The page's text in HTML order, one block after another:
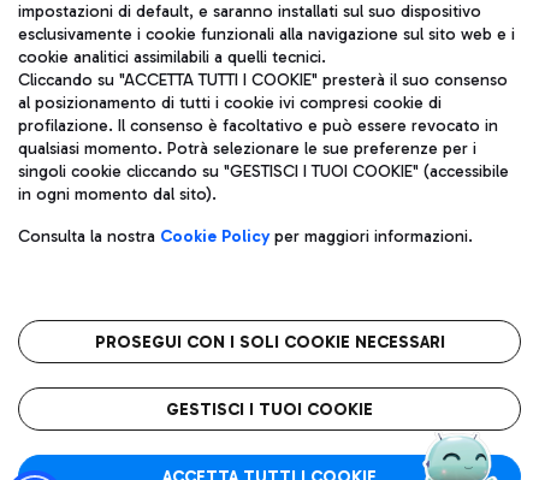
Pizza
Gelateria
Wine Bar & Sparkling
Autobus
Scopri le linee di autobus per raggiungere l'aeroporto
Leonardo Da Vinci.
Raggiungi l’aeroporto senza pensieri con il servizio di taxi a
Ristoranti
Scopri la nostra offerta per una pausa gustosa in aeroporto
Mappa Aeroporto Fiumicino
Aeroporti di Roma S.p.A. - Società soggetta a direzione e
coordinamento di Mundys S.p.A.
Codice fiscale e Registro delle Imprese di Roma 13032990155 P.
IVA 06572251004
Capitale sociale 62.224.743,00 int. vers.
Sede legale: Via Pier Paolo Racchetti 1 - 00054 Fiumicino (RM)
telefono +39 06 65951
Privacy policy
Note legali
Roma FCO
L'aeroporto stellato
impostazioni di default, e saranno installati sul suo dispositivo
esclusivamente i cookie funzionali alla navigazione sul sito web e i
cookie analitici assimilabili a quelli tecnici.
Cliccando su "ACCETTA TUTTI I COOKIE" presterà il suo consenso
al posizionamento di tutti i cookie ivi compresi cookie di
profilazione. Il consenso è facoltativo e può essere revocato in
qualsiasi momento. Potrà selezionare le sue preferenze per i
singoli cookie cliccando su "GESTISCI I TUOI COOKIE" (accessibile
in ogni momento dal sito).
Consulta la nostra Cookie Policyper maggiori informazioni.
PROSEGUI CON I SOLI COOKIE NECESSARI
GESTISCI I TUOI COOKIE